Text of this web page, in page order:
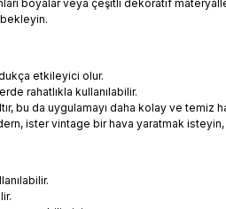
boyalar veya çeşitli dekoratif
etkileyici olur.
rahatlıkla kullanılabilir.
bu da uygulamayı daha kolay ve temiz
ister vintage bir hava yaratmak isteyin,